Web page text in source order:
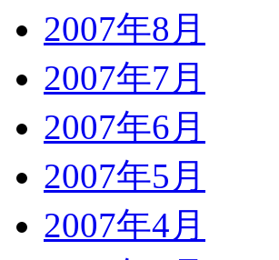
2007年8月
2007年7月
2007年6月
2007年5月
2007年4月